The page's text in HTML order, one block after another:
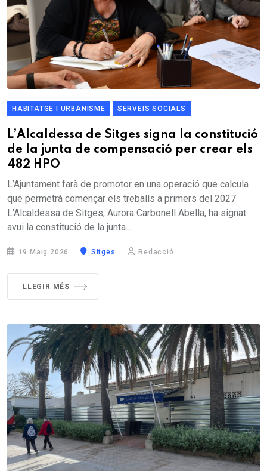
HABITATGE I URBANISME SERVEIS SOCIALS
L’Alcaldessa de Sitges signa la constitució
de la junta de compensació per crear els
482 HPO
L’Ajuntament farà de promotor en una operació que calcula
que permetrà començar els treballs a primers del 2027
L’Alcaldessa de Sitges, Aurora Carbonell Abella, ha signat
avui la constitució de la junta...
19 Maig 2026 Sitges Redacció
LLEGIR MÉS